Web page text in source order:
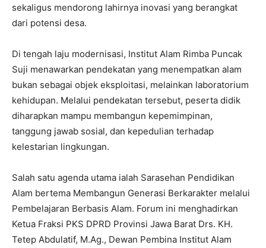
sekaligus mendorong lahirnya inovasi yang berangkat
dari potensi desa.
Di tengah laju modernisasi, Institut Alam Rimba Puncak
Suji menawarkan pendekatan yang menempatkan alam
bukan sebagai objek eksploitasi, melainkan laboratorium
kehidupan. Melalui pendekatan tersebut, peserta didik
diharapkan mampu membangun kepemimpinan,
tanggung jawab sosial, dan kepedulian terhadap
kelestarian lingkungan.
Salah satu agenda utama ialah Sarasehan Pendidikan
Alam bertema Membangun Generasi Berkarakter melalui
Pembelajaran Berbasis Alam. Forum ini menghadirkan
Ketua Fraksi PKS DPRD Provinsi Jawa Barat Drs. KH.
Tetep Abdulatif, M.Ag., Dewan Pembina Institut Alam